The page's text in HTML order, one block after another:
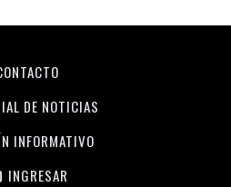
DE NOTICIAS
INFORMATIVO
INGRESAR